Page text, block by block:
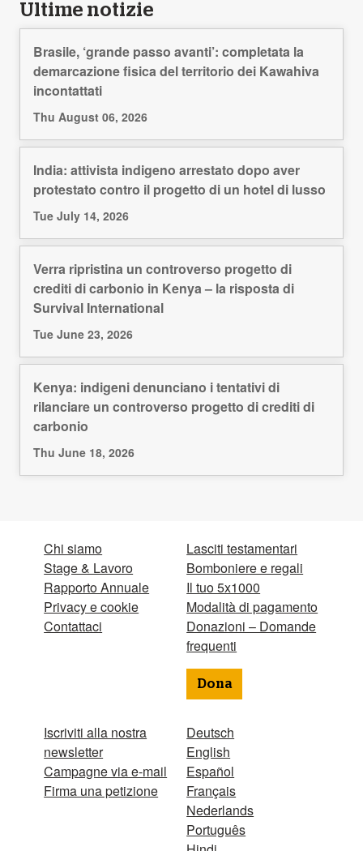
Ultime notizie
Brasile, ‘grande passo avanti’: completata la
demarcazione fisica del territorio dei Kawahiva
incontattati
Thu August 06, 2026
India: attivista indigeno arrestato dopo aver
protestato contro il progetto di un hotel di lusso
Tue July 14, 2026
Verra ripristina un controverso progetto di
crediti di carbonio in Kenya – la risposta di
Survival International
Tue June 23, 2026
Kenya: indigeni denunciano i tentativi di
rilanciare un controverso progetto di crediti di
carbonio
Thu June 18, 2026
Chi siamo
Stage & Lavoro
Rapporto Annuale
Privacy e cookie
Contattaci
Iscriviti alla nostra
newsletter
Campagne via e-mail
Firma una petizione
Lasciti testamentari
Bomboniere e regali
Il tuo 5x1000
Modalità di pagamento
Donazioni – Domande
frequenti
Dona
Deutsch
English
Español
Français
Nederlands
Português